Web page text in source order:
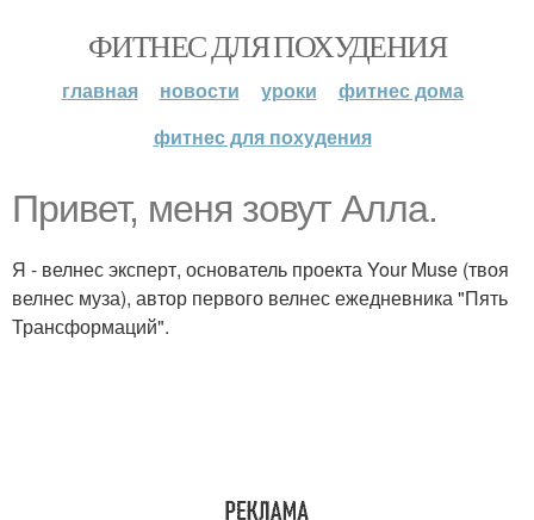
ФИТНЕС ДЛЯ ПОХУДЕНИЯ
главная новости уроки
фитнес дома
фитнес для похудения
Привет, меня зовут Алла.
Я - велнес эксперт, основатель проекта Your Muse (твоя
велнес муза), автор первого велнес ежедневника "Пять
Трансформаций".